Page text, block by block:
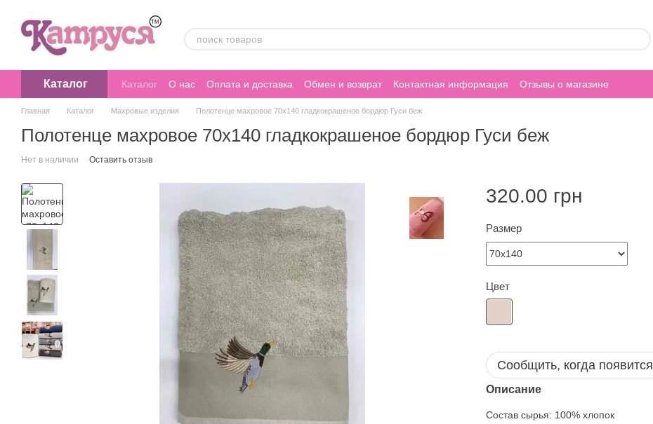
Каталог Каталог О нас Оплата и доставка Обмен и возврат Контактная информация Отзывы о магазине
Главная Каталог Махровые изделия Полотенце махровое 70х140 гладкокрашеное бордюр Гуси беж
Полотенце махровое 70х140 гладкокрашеное бордюр Гуси беж
Нет в наличии Оставить отзыв
320.00 грн
Размер
Цвет
Сообщить, когда появится
Описание
Состав сырья: 100% хлопок